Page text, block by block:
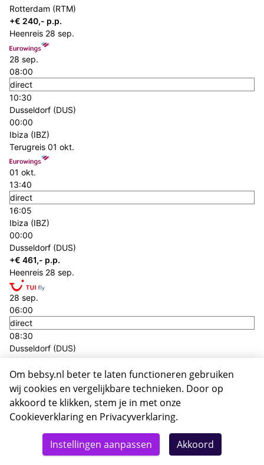
Rotterdam (RTM)
+€ 240,- p.p.
Heenreis 28 sep.
28 sep.
08:00
direct
10:30
Dusseldorf (DUS)
00:00
Ibiza (IBZ)
Terugreis 01 okt.
01 okt.
13:40
direct
16:05
Ibiza (IBZ)
00:00
Dusseldorf (DUS)
+€ 461,- p.p.
Heenreis 28 sep.
28 sep.
06:00
direct
08:30
Dusseldorf (DUS)
02:30
Ibiza (IBZ)
Terugreis 01 okt.
01 okt.
09:20
Om bebsy.nl beter te laten functioneren gebruiken
wij cookies en vergelijkbare technieken. Door op
akkoord te klikken, stem je in met onze
Cookieverklaring en Privacyverklaring.
Instellingen aanpassen Akkoord